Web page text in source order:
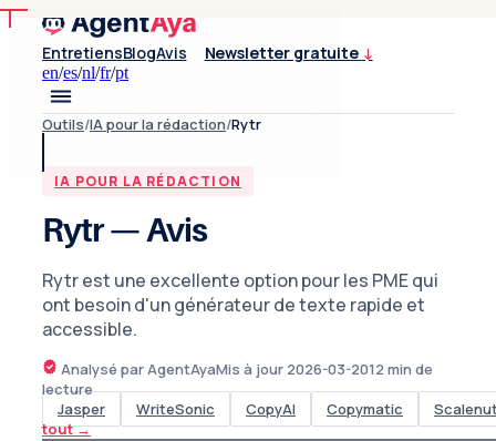
EntretiensBlogAvis Newsletter gratuite ↓
en/es/nl/fr/pt
Outils/IA pour la rédaction/Rytr
IA POUR LA RÉDACTION
Rytr — Avis
Rytr est une excellente option pour les PME qui
ont besoin d'un générateur de texte rapide et
accessible.
Analysé par AgentAyaMis à jour 2026-03-2012 min de
lecture
Jasper
WriteSonic CopyAI Copymatic
tout→